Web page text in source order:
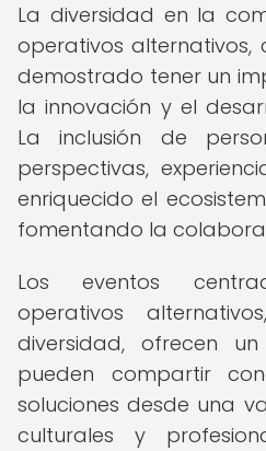
La diversidad en la
operativos alternativos,
demostrado tener un
la innovación y el
La inclusión de
perspectivas,
enriquecido el
fomentando la
Los eventos
operativos
diversidad, ofrecen
pueden compartir
soluciones desde una
culturales y